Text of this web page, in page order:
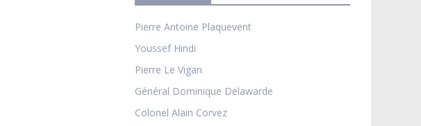
Pierre Antoine Plaquevent
Youssef Hindi
Pierre Le Vigan
Général Dominique Delawarde
Colonel Alain Corvez